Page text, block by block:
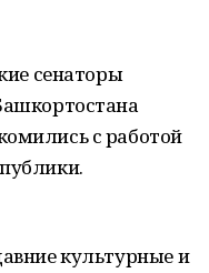
сенаторы
с работой
культурные и